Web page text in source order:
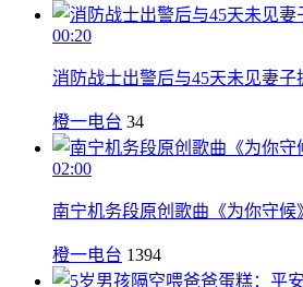
00:20
消防战士出警后与45天未见妻子
橙一电台 34
02:00
南宁机务段原创歌曲《为你守候
橙一电台 1394